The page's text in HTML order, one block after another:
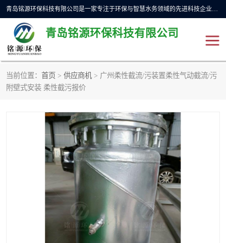
青岛铭源环保科技有限公司是一家专注于环保与智慧水务领域的先进科技企业，公司专注于云智能一体化预制泵站、水务循环利用、海绵城市、云智慧水务开发及新型环保技术研发等领域。铭源环保以为客户提供优质产品、专业技术服务为己任。为客户提供量身定制方案，提供多种配置方案满足实际使用要求。严控供货周期，并提供高标准后期维护。以环保为己任，视质量如生命，以技术做先导，靠诚信赢客户。
青岛铭源环保科技有限公司
当前位置： 首页 > 供应商机 > 广州柔性截流/污装置柔性气动截流/污
附壁式安装 柔性截污报价
一体化HMPP泵站
智能截流井 智能旋转喷射器
下开式堰门 液动限流闸门
加压泵房/灌溉泵房 一体化预制泵站
不锈钢浮筒阀 真空冲洗装置
雨水收集回用装置 门式冲洗装置
智能一体化灌溉泵房 一体化污水处理泵房